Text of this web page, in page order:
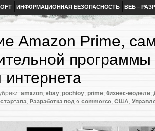
ИНФОРМАЦИОННАЯ БЕЗОПАСНОСТЬ ВЕБ –
Amazon Prime,
программы
интернета
amazon, ebay, pochtoy, prime, бизнес-модели,
, Разработка под e-commerce, США,